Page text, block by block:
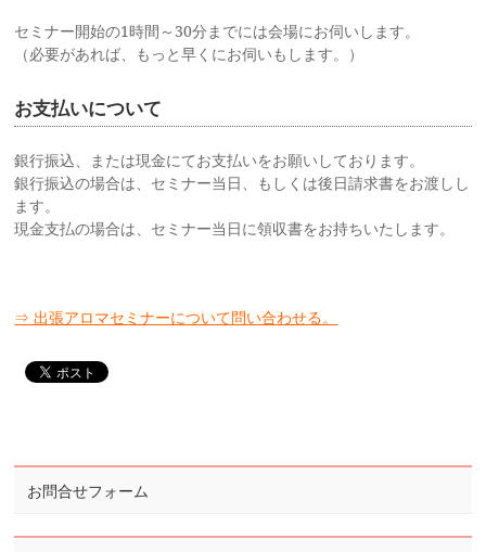
セミナー開始の1時間～30分までには会場にお伺いします。
（必要があれば、もっと早くにお伺いもします。）
お支払いについて
銀行振込、または現金にてお支払いをお願いしております。
銀行振込の場合は、セミナー当日、もしくは後日請求書をお渡しし
ます。
現金支払の場合は、セミナー当日に領収書をお持ちいたします。
⇒ 出張アロマセミナーについて問い合わせる。
お問合せフォーム